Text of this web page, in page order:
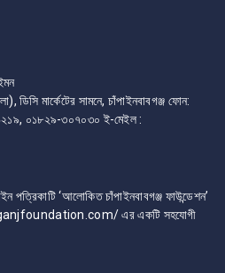
ডিসি মার্কেটের সামনে, চাঁপাইনবাবগঞ্জ ফোন:
০১৮২৯-৩০৭০৩০ ই-মেইল :
পত্রিকাটি ‘আলোকিত চাঁপাইনবাবগঞ্জ ফাউন্ডেশন’
এর একটি সহযোগী